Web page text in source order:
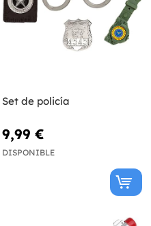
Set de policía
9,99 €
DISPONIBLE